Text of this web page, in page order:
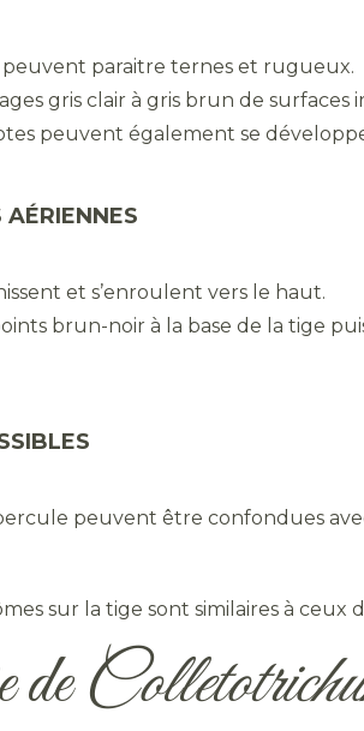
paraitre ternes et rugueux.
gris clair à gris brun de
peuvent également se
AÉRIENNES
et s’enroulent vers le haut.
brun-noir à la base de la tige
peuvent être confondues
sur la tige sont similaires à ceux